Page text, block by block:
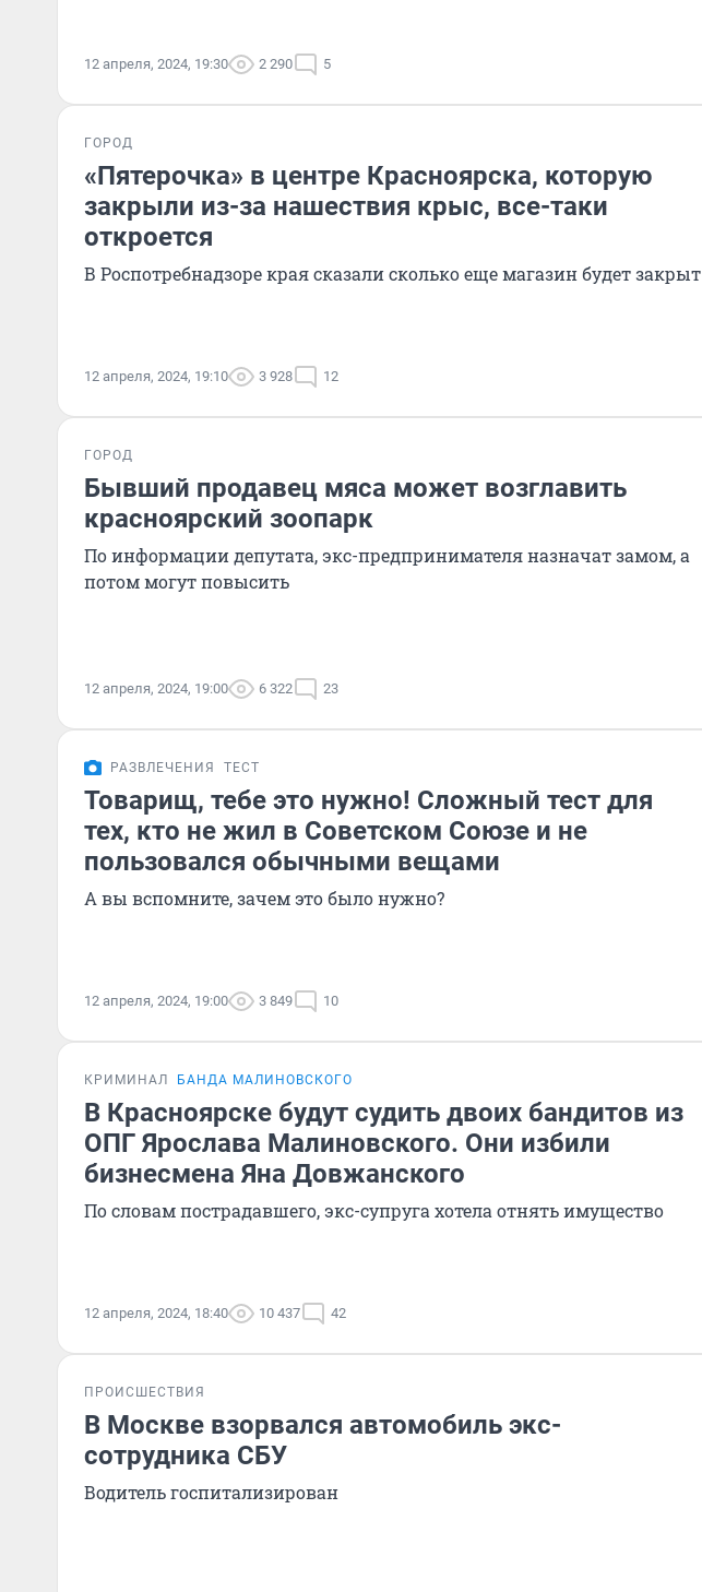
12 апреля, 2024, 19:30 2 290 5
ГОРОД
«Пятерочка» в центре Красноярска, которую
закрыли из-за нашествия крыс, все-таки
откроется
В Роспотребнадзоре края сказали сколько еще магазин будет закрыт
12 апреля, 2024, 19:10 3 928 12
ГОРОД
Бывший продавец мяса может возглавить
красноярский зоопарк
По информации депутата, экс-предпринимателя назначат замом, а
потом могут повысить
12 апреля, 2024, 19:00 6 322 23
РАЗВЛЕЧЕНИЯ ТЕСТ
Товарищ, тебе это нужно! Сложный тест для
тех, кто не жил в Советском Союзе и не
пользовался обычными вещами
А вы вспомните, зачем это было нужно?
12 апреля, 2024, 19:00 3 849 10
КРИМИНАЛ БАНДА МАЛИНОВСКОГО
В Красноярске будут судить двоих бандитов из
ОПГ Ярослава Малиновского. Они избили
бизнесмена Яна Довжанского
По словам пострадавшего, экс-супруга хотела отнять имущество
12 апреля, 2024, 18:40 10 437 42
ПРОИСШЕСТВИЯ
В Москве взорвался автомобиль экс-
сотрудника СБУ
Водитель госпитализирован